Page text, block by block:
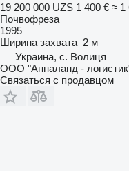
19 200 000 UZS 1 400 € ≈ 1
Почвофреза
1995
Ширина захвата 2 м
Украина, с. Волиця
ООО "Анналанд -
Связаться с продавцом